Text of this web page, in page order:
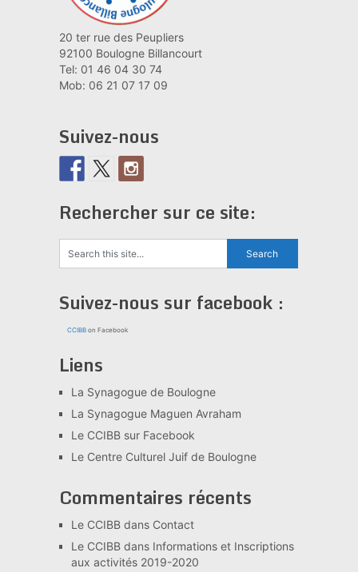
20 ter rue des Peupliers
92100 Boulogne Billancourt
Tel: 01 46 04 30 74
Mob: 06 21 07 17 09
Suivez-nous
Rechercher sur ce site:
Suivez-nous sur facebook :
CCIBBon Facebook
Liens
La Synagogue de Boulogne
La Synagogue Maguen Avraham
Le CCIBB sur Facebook
Le Centre Culturel Juif de Boulogne
Commentaires récents
Le CCIBBdans Contact
Le CCIBBdans Informations et Inscriptions
aux activités 2019-2020